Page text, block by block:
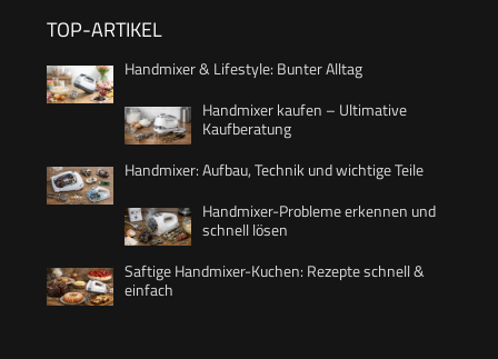
TOP-ARTIKEL
Handmixer & Lifestyle: Bunter Alltag
Handmixer kaufen – Ultimative
Kaufberatung
Handmixer: Aufbau, Technik und wichtige Teile
Handmixer-Probleme erkennen und
schnell lösen
Saftige Handmixer-Kuchen: Rezepte schnell &
einfach